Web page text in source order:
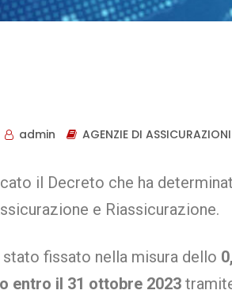
admin AGENZIE DI ASSICURAZIONI
il Decreto che ha
e Riassicurazione.
fissato nella misura dello
entro il 31 ottobre 2023